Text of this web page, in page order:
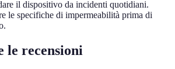
il dispositivo da incidenti quotidiani.
le specifiche di impermeabilità prima di
le recensioni